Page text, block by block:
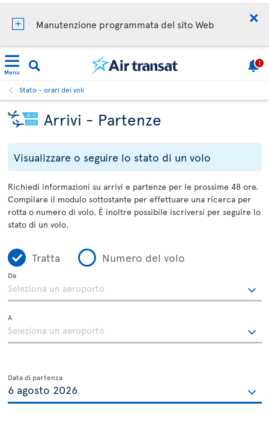
Manutenzione programmata del sito Web
Menu
1
Stato - orari dei voli
Arrivi - Partenze
Visualizzare o seguire lo stato di un volo
Richiedi informazioni su arrivi e partenze per le prossime 48 ore.
Compilare il modulo sottostante per effettuare una ricerca per
rotta o numero di volo. È inoltre possibile iscriversi per seguire lo
stato di un volo.
Tratta Numero del volo
Da
A
Data di partenza